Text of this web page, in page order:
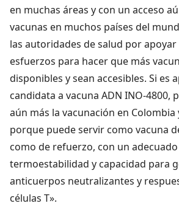
en muchas áreas y con un acceso
vacunas en muchos países del
las autoridades de salud por
esfuerzos para hacer que más
disponibles y sean accesibles. Si es
candidata a vacuna ADN INO-4800,
aún más la vacunación en Colombia
porque puede servir como vacuna
como de refuerzo, con un
termoestabilidad y capacidad para
anticuerpos neutralizantes y
células T».